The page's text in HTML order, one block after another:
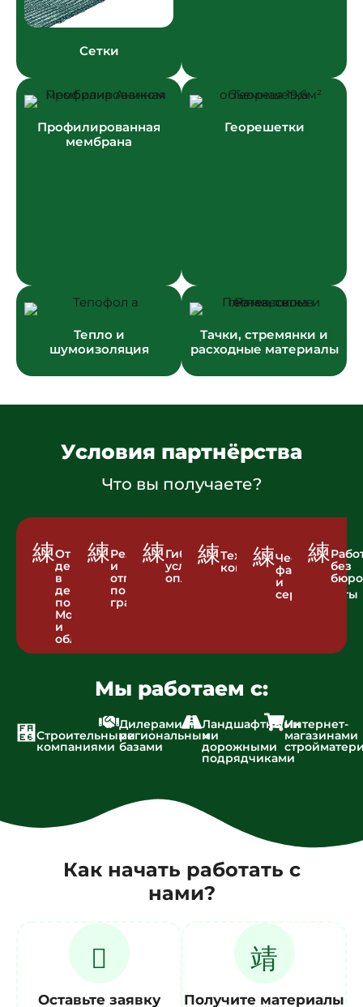
Сетки
Профилированная
мембрана
Георешетки
Тепло и
шумоизоляция
Тачки, стремянки и
расходные материалы
Условия партнёрства
Что вы получаете?
Отгрузка
день
в
день
по
Москве
и
области
Резерв
и
отгрузка
по
графику
Гибкие
условия
оплаты
Техническая
консультация
Честная
фасовка
и
сертификаты
без
Мы работаем с:
Строительными
компаниями
Дилерами и
региональными
базами
Ландшафтными
и
дорожными
подрядчиками
Интернет-
магазинами
Как начать работать с
нами?
Оставьте заявку Получите материалы